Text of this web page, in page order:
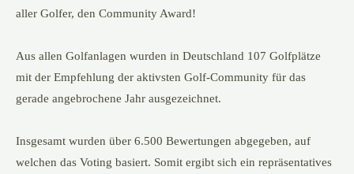
aller Golfer, den Community Award!
Aus allen Golfanlagen wurden in Deutschland 107 Golfplätze
mit der Empfehlung der aktivsten Golf-Community für das
gerade angebrochene Jahr ausgezeichnet.
Insgesamt wurden über 6.500 Bewertungen abgegeben, auf
welchen das Voting basiert. Somit ergibt sich ein repräsentatives